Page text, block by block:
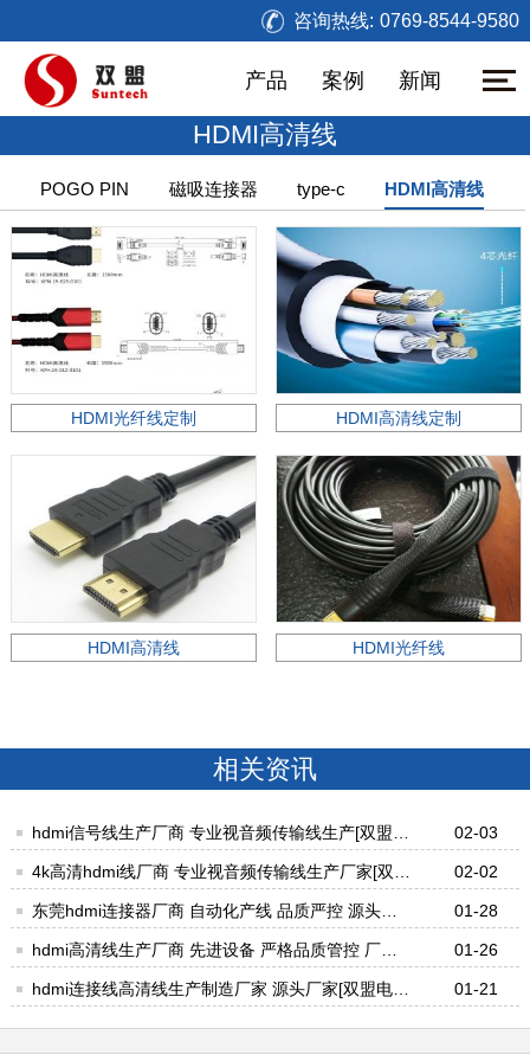
咨询热线: 0769-8544-9580
产品 案例 新闻
HDMI高清线
POGO PIN 磁吸连接器 type-c HDMI高清线
HDMI光纤线定制 HDMI高清线定制
HDMI高清线 HDMI光纤线
相关资讯
hdmi信号线生产厂商 专业视音频传输线生产[双盟电
子]
02-03
4k高清hdmi线厂商 专业视音频传输线生产厂家[双盟
电子]
02-02
东莞hdmi连接器厂商 自动化产线 品质严控 源头直
供[双盟电子]
01-28
hdmi高清线生产厂商 先进设备 严格品质管控 厂家
直售[双盟电子]
01-26
hdmi连接线高清线生产制造厂家 源头厂家[双盟电
01-21